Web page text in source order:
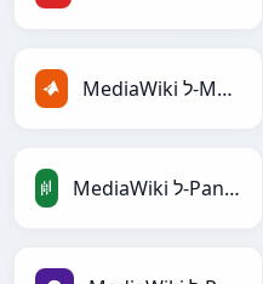
MediaWiki ל-MATLAB
MediaWiki ל-PandasDataFrame